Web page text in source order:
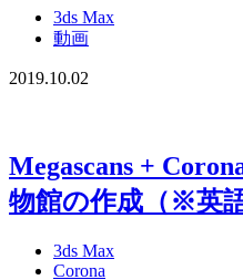
3ds Max
動画
2019.10.02
Megascans +
物館の作成（※英
3ds Max
Corona